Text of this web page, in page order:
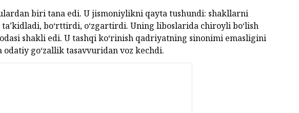
biri tana edi. U jismoniylikni qayta tushundi: shakllarni
bo‘rttirdi, o‘zgartirdi. Uning liboslarida chiroyli bo‘lish
shakli edi. U tashqi ko‘rinish qadriyatning sinonimi emasligini
go‘zallik tasavvuridan voz kechdi.